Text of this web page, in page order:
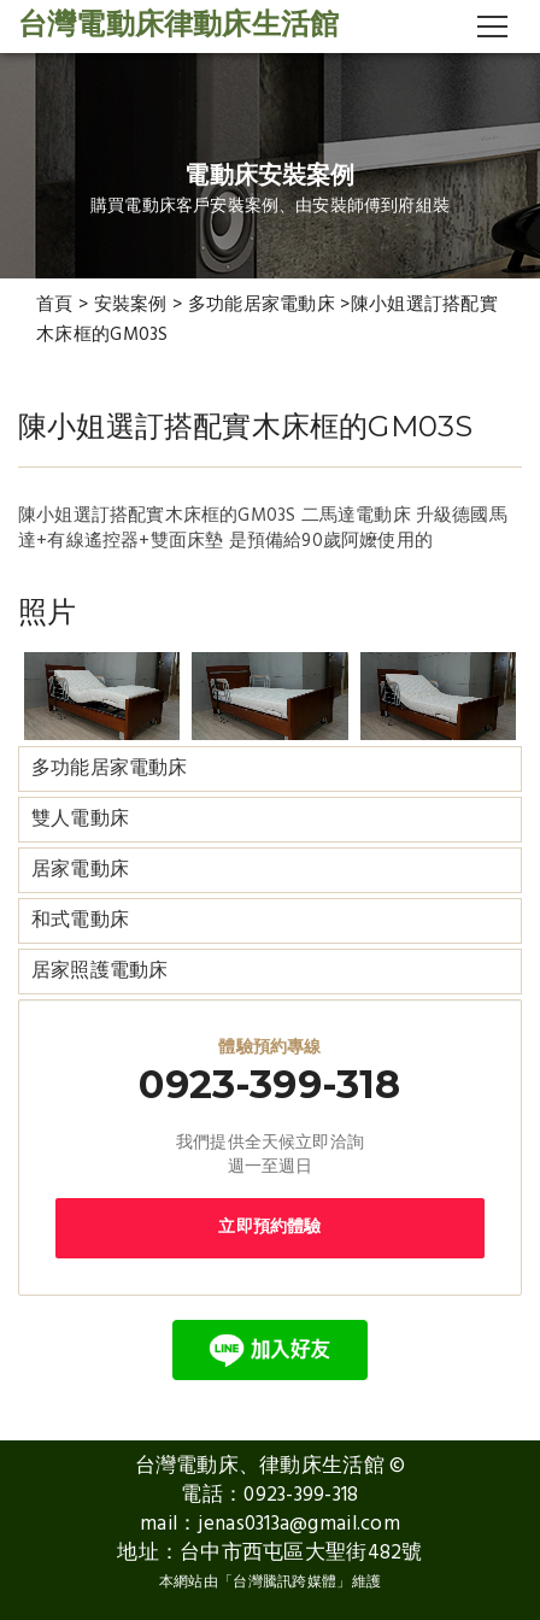
台灣電動床律動床生活館
電動床安裝案例
購買電動床客戶安裝案例、由安裝師傅到府組裝
首頁 > 安裝案例 > 多功能居家電動床 >​陳小姐選訂搭配實
木床框的GM03S
​陳小姐選訂搭配實木床框
的GM03S
​陳小姐選訂搭配實木床框的GM03S
陳小姐選訂搭配實木床框的GM03S 二馬達電動床 升級德國馬
達+有線遙控器+雙面床墊 是預備給90歲阿嬤使用的
照片
多功能居家電動床
雙人電動床
居家電動床
和式電動床
居家照護電動床
體驗預約專線
0923-399-318
我們提供全天候立即洽詢
週一至週日
立即預約體驗
台灣電動床、律動床生活館©
電話：0923-399-318
mail：jenas0313a@gmail.com
地址：台中市西屯區大聖街482號
本網站由「台灣騰訊跨媒體」維護